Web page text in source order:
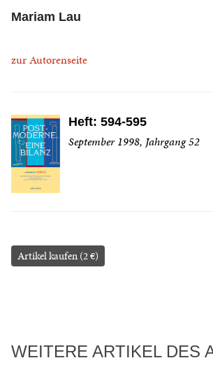
Mariam Lau
zur Autorenseite
Heft: 594-595
September 1998, Jahrgang 52
Artikel kaufen (2 €)
WEITERE ARTIKEL DES